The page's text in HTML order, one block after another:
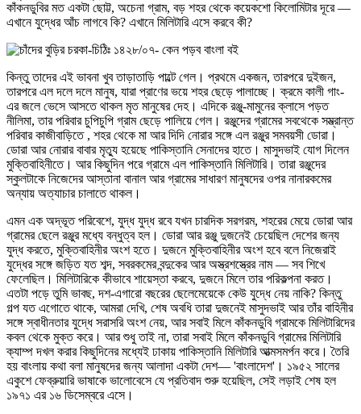
কাঁকনডুবির মত একটা ছোট্ট, অচেনা গ্রাম, বড় শহর থেকে কয়েকশো কিলোমিটার দূরে —
এখানে যুদ্ধের আঁচ লাগবে কি? এখানে মিলিটারি এসে করবে কী?
কিন্তু তাদের এই ভাবনা খুব তাড়াতাড়ি পাল্টে গেল। প্রথমে একজন, তারপরে দুইজন,
তারপরে এল দলে দলে মানুষ, যারা প্রাণের ভয়ে শহর ছেড়ে পালাচ্ছে। ক্রমে কালী গাং-
এর জলে ভেসে আসতে থাকল মৃত মানুষের দেহ। এদিকে রঞ্জু-মামুনের ক্লাসে পড়ত
নীলিমা, তার পরিবার চুপিচুপি গ্রাম ছেড়ে পালিয়ে গেল। রঞ্জুদের গ্রামের সবথেকে সম্ভ্রান্ত
পরিবার কাজীবাড়িতে , শহর থেকে মা আর দিদি নোরার সঙ্গে এল রঞ্জুর সমবয়সী ডোরা।
ডোরা আর নোরার বাবার মৃত্যু হয়েছে পাকিস্তানি সেনাদের হাতে। মাসুদভাই যোগ দিলেন
মুক্তিবাহিনীতে। আর কিছুদিন পরে গ্রামে এল পাকিস্তানি মিলিটারি। তারা রঞ্জুদের
স্কুলটাকে নিজেদের আস্তানা বানাল আর গ্রামের সাধারণ মানুষদের ওপর নানারকমের
অন্যায় অত্যাচার চালাতে থাকল।
এমন এক অদ্ভূত পরিবেশে, যুদ্ধ যুদ্ধ রবে যখন চারদিক সরগরম, শহরের মেয়ে ডোরা আর
গ্রামের ছেলে রঞ্জুর মধ্যে বন্ধুত্ব হল। ডোরা আর রঞ্জু দুজনেই চেয়েছিল দেশের জন্য
যুদ্ধ করতে, মুক্তিবাহিনীর অংশ হতে। দুজনে মুক্তিবাহিনীর অংশ হবে বলে নিজেরাই
যুদ্ধের সঙ্গে জড়িত যত শব্দ, সবরকমের বন্দুকের আর অস্ত্রশস্ত্রের নাম — সব শিখে
ফেলেছিল। মিলিটারিকে কীভাবে শায়েস্তা করবে, দুজনে মিলে তার পরিকল্পনা করত।
এতটা পড়ে তুমি ভাবছ, দশ-এগারো বছরের ছেলেমেয়েকে কেউ যুদ্ধে নেয় নাকি? কিন্তু
গল্প যত এগোতে থাকে, আমরা দেখি, শেষ অবধি তারা দুজনেই মাসুদভাই আর তাঁর বাহিনীর
সঙ্গে স্বাধীনতার যুদ্ধে সরাসরি অংশ নেয়, আর সবাই মিলে কাঁকনডুবি গ্রামকে মিলিটারিদের
কবল থেকে মুক্ত করে। আর শুধু তাই না, তারা সবাই মিলে কাঁকনডুবি গ্রামের মিলিটারি
ক্যাম্প দখল করার কিছুদিনের মধ্যেই ঢাকায় পাকিস্তানি মিলিটারি আত্মসমর্পন করে। তৈরি
হয় বাংলায় কথা বলা মানুষদের জন্য আলাদা একটা দেশ— 'বাংলাদেশ'। ১৯৫২ সালের
একুশে ফেব্রুয়ারি ভাষাকে ভালোবেসে যে প্রতিবাদ শুরু হয়েছিল, সেই লড়াই শেষ হল
১৯৭১ এর ১৬ ডিসেম্বরে এসে।